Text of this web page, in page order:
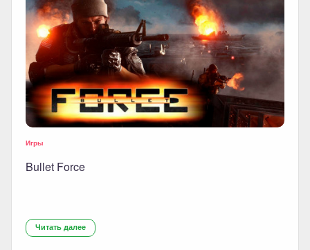
Игры
Bullet Force
Читать далее